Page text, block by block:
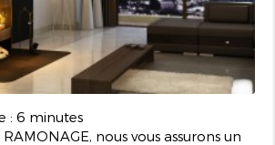
: 6 minutes
nous vous assurons un